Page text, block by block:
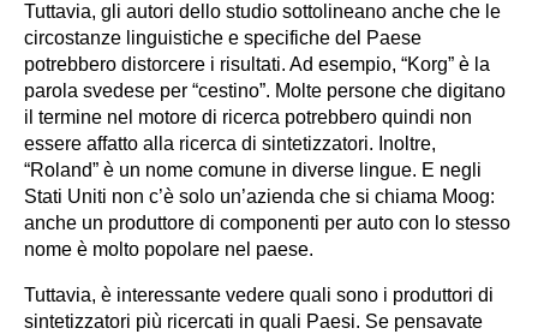
Tuttavia, gli autori dello studio sottolineano anche che le
circostanze linguistiche e specifiche del Paese
potrebbero distorcere i risultati. Ad esempio, “Korg” è la
parola svedese per “cestino”. Molte persone che digitano
il termine nel motore di ricerca potrebbero quindi non
essere affatto alla ricerca di sintetizzatori. Inoltre,
“Roland” è un nome comune in diverse lingue. E negli
Stati Uniti non c’è solo un’azienda che si chiama Moog:
anche un produttore di componenti per auto con lo stesso
nome è molto popolare nel paese.
Tuttavia, è interessante vedere quali sono i produttori di
sintetizzatori più ricercati in quali Paesi. Se pensavate